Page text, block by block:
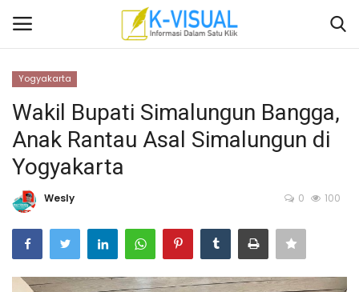
Beranda
Contact
Yogyakarta
Yogyakarta
Wakil Bupati Simalungun Bangga,
Anak Rantau Asal Simalungun di
Yogyakarta
Wesly 0 100